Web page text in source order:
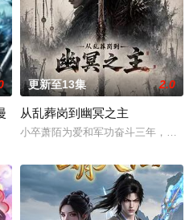
加入门考核，最终被墨
更新至13集 2.0
从乱葬岗到幽冥之主
小卒萧陌为爱和军功奋斗三年，却